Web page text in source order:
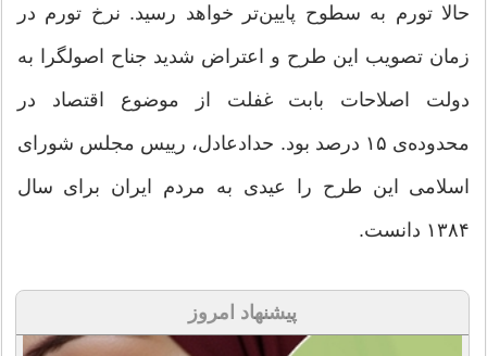
حالا تورم به سطوح پایین‎‌تر خواهد رسید. نرخ تورم در
زمان تصویب این طرح و اعتراض شدید جناح اصولگرا به
دولت اصلاحات بابت غفلت از موضوع اقتصاد در
محدوده‌ی ۱۵ درصد بود. حدادعادل، رییس مجلس شورای
اسلامی این طرح را عیدی به مردم ایران برای سال
۱۳۸۴ دانست.
پیشنهاد امروز